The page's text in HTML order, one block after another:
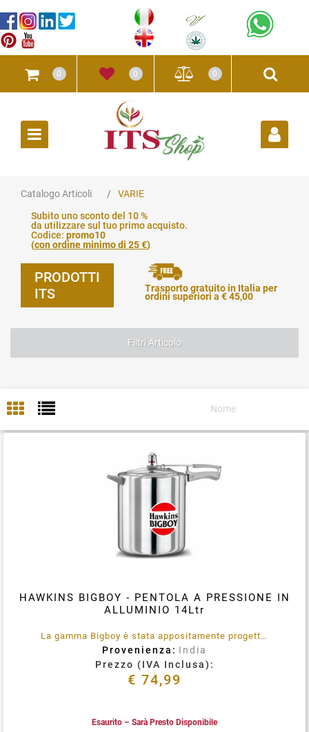
0 0 0
Catalogo Articoli VARIE
Subito uno sconto del 10 %
da utilizzare sul tuo primo acquisto.
Codice: promo10
(con ordine minimo di 25 €)
PRODOTTI
ITS
Trasporto gratuito in Italia per
ordini superiori a € 45,00
Filtri Articolo
HAWKINS BIGBOY - PENTOLA A PRESSIONE IN
ALLUMINIO 14Ltr
La gamma Bigboy è stata appositamente progettata per cuocere rapidamente grandi quantità di cibo. È particolarmente utile in ristoranti, hotel, mense di fabbriche, ospedali, scuole, college, e anche le mense di molti istituti governativi civili, militari.
Provenienza: India
Prezzo (IVA Inclusa):
€ 74,99
Esaurito – Sarà Presto Disponibile